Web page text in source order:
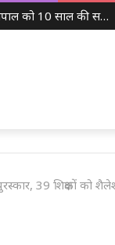
पुरस्कार, 39 शिक्षकों को